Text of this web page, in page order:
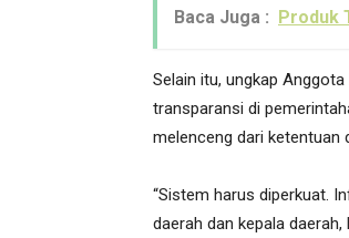
Baca Juga : Produk
Selain itu, ungkap
transparansi di
melenceng dari ketentuan
“Sistem harus diperkuat.
daerah dan kepala